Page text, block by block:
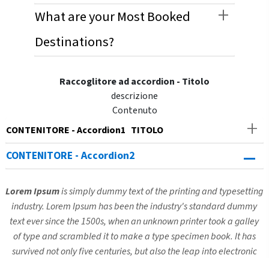
What are your Most Booked
Destinations?
Raccoglitore ad accordion - Titolo
descrizione
Contenuto
CONTENITORE - Accordion1 TITOLO
CONTENITORE - Accordion2
Lorem Ipsumis simply dummy text of the printing and typesetting
industry. Lorem Ipsum has been the industry's standard dummy
text ever since the 1500s, when an unknown printer took a galley
of type and scrambled it to make a type specimen book. It has
survived not only five centuries, but also the leap into electronic